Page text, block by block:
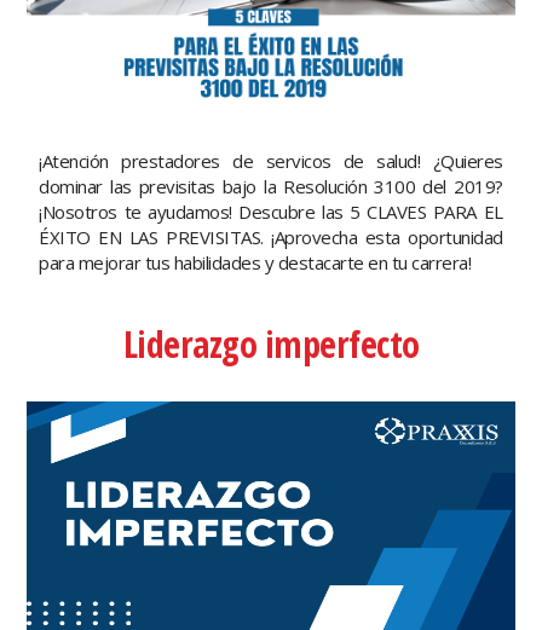
¡Atención prestadores de servicos de salud! ¿Quieres
dominar las previsitas bajo la Resolución 3100 del 2019?
¡Nosotros te ayudamos! Descubre las 5 CLAVES PARA EL
ÉXITO EN LAS PREVISITAS. ¡Aprovecha esta oportunidad
para mejorar tus habilidades y destacarte en tu carrera!
Liderazgo imperfecto